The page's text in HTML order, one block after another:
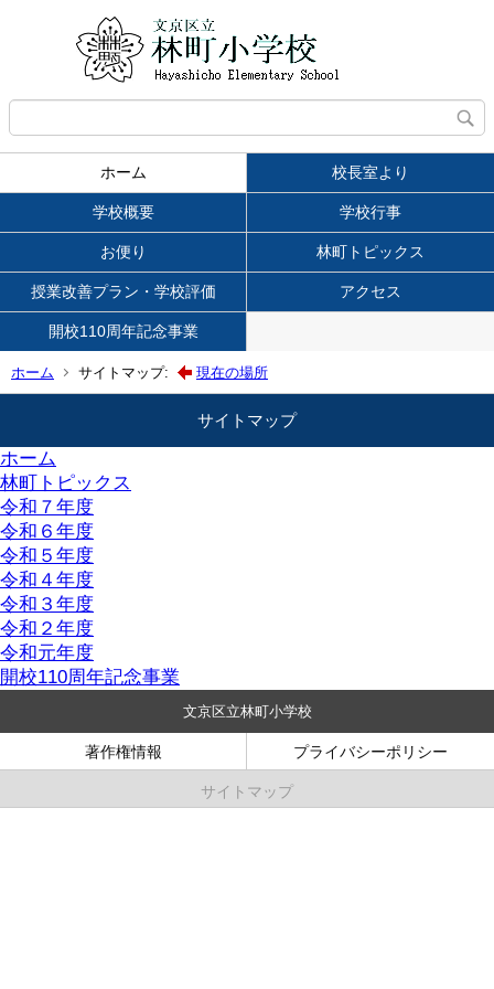
ホーム 校長室より
学校概要 学校行事
お便り 林町トピックス
授業改善プラン・学校評価 アクセス
開校110周年記念事業
ホーム サイトマップ: 現在の場所
サイトマップ
ホーム
林町トピックス
令和７年度
令和６年度
令和５年度
令和４年度
令和３年度
令和２年度
令和元年度
開校110周年記念事業
文京区立林町小学校
著作権情報 プライバシーポリシー
サイトマップ